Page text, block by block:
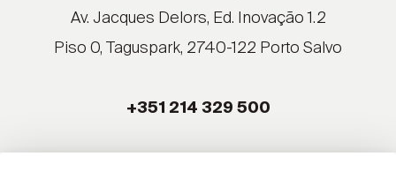
®
®
Av. Jacques Delors, Ed. Inovação 1.2
Piso 0, Taguspark, 2740-122 Porto Salvo
+351 214 329 500